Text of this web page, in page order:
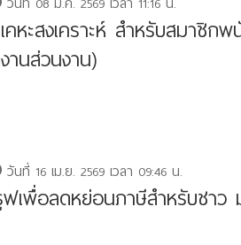
คหะสงเคราะห์ สำหรับสมาชิก
นส่วนงาน)
วันที่ 16 เม.ย. 2569 เวลา 09:46 น.
ฟเพื่อลดหย่อนภาษีสำหรับชาว